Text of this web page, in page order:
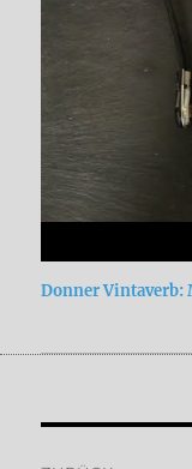
Donner Vintaverb: